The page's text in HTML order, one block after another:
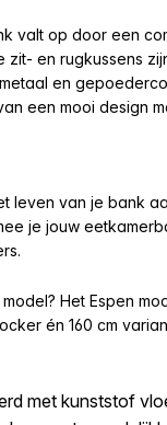
valt op door een
zit- en rugkussens
en
een mooi design
leven van je bank
je jouw
Het Espen
én 160 cm
met kunststof